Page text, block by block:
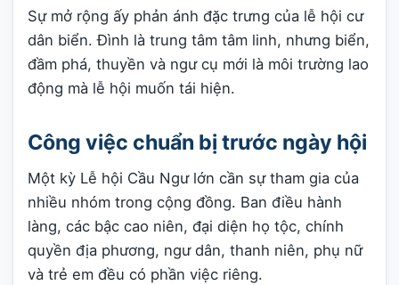
Sự mở rộng ấy phản ánh đặc trưng của lễ hội cư
dân biển. Đình là trung tâm tâm linh, nhưng biển,
đầm phá, thuyền và ngư cụ mới là môi trường lao
động mà lễ hội muốn tái hiện.
Công việc chuẩn bị trước ngày hội
Một kỳ Lễ hội Cầu Ngư lớn cần sự tham gia của
nhiều nhóm trong cộng đồng. Ban điều hành
làng, các bậc cao niên, đại diện họ tộc, chính
quyền địa phương, ngư dân, thanh niên, phụ nữ
và trẻ em đều có phần việc riêng.